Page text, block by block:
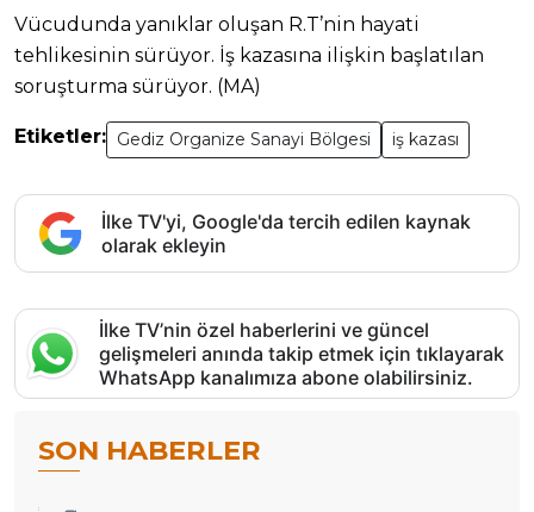
Vücudunda yanıklar oluşan R.T’nin hayati
tehlikesinin sürüyor. İş kazasına ilişkin başlatılan
soruşturma sürüyor. (MA)
Etiketler: Gediz Organize Sanayi Bölgesi iş kazası
İlke TV'yi, Google'da tercih edilen kaynak
olarak ekleyin
İlke TV’nin özel haberlerini ve güncel
gelişmeleri anında takip etmek için tıklayarak
WhatsApp kanalımıza abone olabilirsiniz.
SON HABERLER